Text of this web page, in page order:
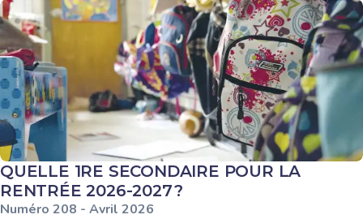
QUELLE 1RE SECONDAIRE POUR LA
RENTRÉE 2026-2027 ?
Numéro 208 - Avril 2026